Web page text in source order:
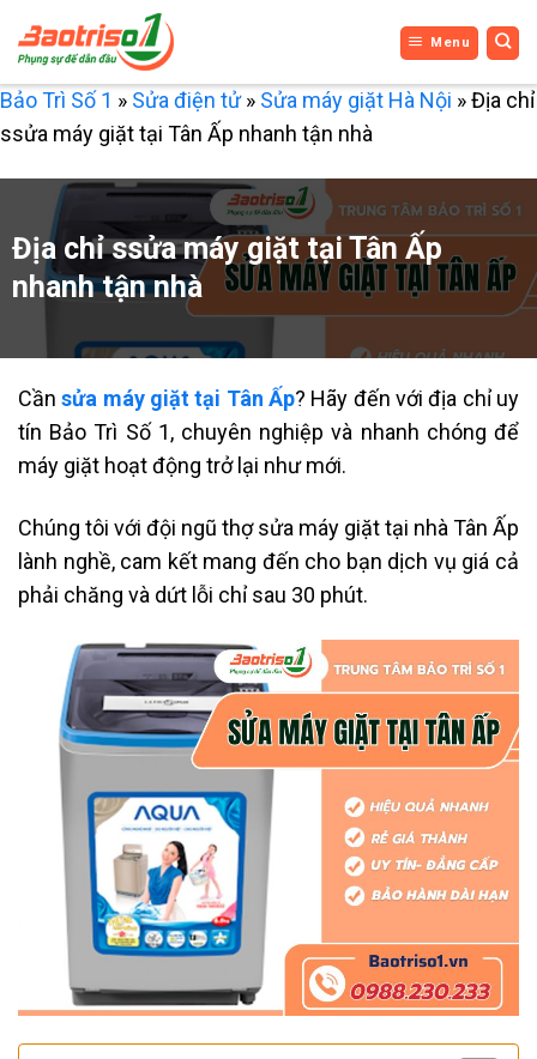
qua
nội
dung
Menu
Bảo Trì Số 1 » Sửa điện tử» Sửa máy giặt Hà Nội »Địa chỉ
ssửa máy giặt tại Tân Ấp nhanh tận nhà
Địa chỉ ssửa máy giặt tại Tân Ấp
nhanh tận nhà
Cầnsửa máy giặt tại Tân Ấp? Hãy đến với địa chỉ uy
tín Bảo Trì Số 1, chuyên nghiệp và nhanh chóng để
máy giặt hoạt động trở lại như mới.
Chúng tôi với đội ngũ thợ sửa máy giặt tại nhà Tân Ấp
lành nghề, cam kết mang đến cho bạn dịch vụ giá cả
phải chăng và dứt lỗi chỉ sau 30 phút.